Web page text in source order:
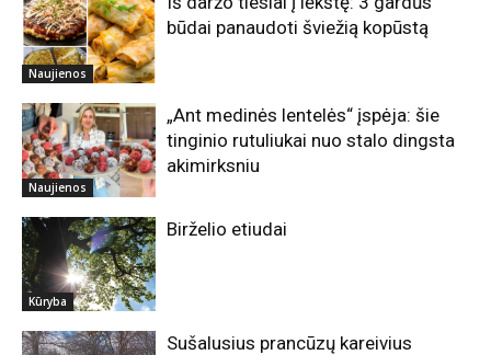
Naujienos
būdai panaudoti šviežią kopūstą
Naujienos
„Ant medinės lentelės“ įspėja: šie
tinginio rutuliukai nuo stalo dingsta
akimirksniu
Kūryba
Birželio etiudai
Sušalusius prancūzų kareivius